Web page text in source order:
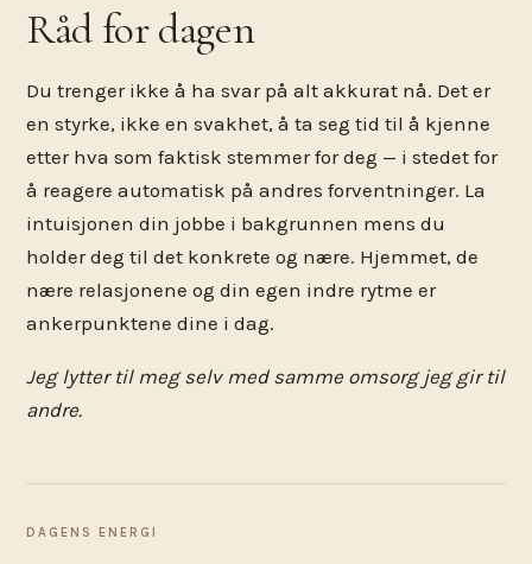
Råd for dagen
Du trenger ikke å ha svar på alt akkurat nå. Det er
en styrke, ikke en svakhet, å ta seg tid til å kjenne
etter hva som faktisk stemmer for deg — i stedet for
å reagere automatisk på andres forventninger. La
intuisjonen din jobbe i bakgrunnen mens du
holder deg til det konkrete og nære. Hjemmet, de
nære relasjonene og din egen indre rytme er
ankerpunktene dine i dag.
Jeg lytter til meg selv med samme omsorg jeg gir til
andre.
DAGENS ENERGI